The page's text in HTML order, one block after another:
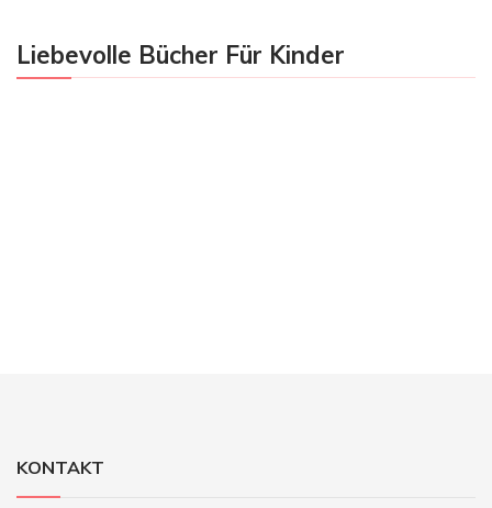
Liebevolle Bücher Für Kinder
KONTAKT